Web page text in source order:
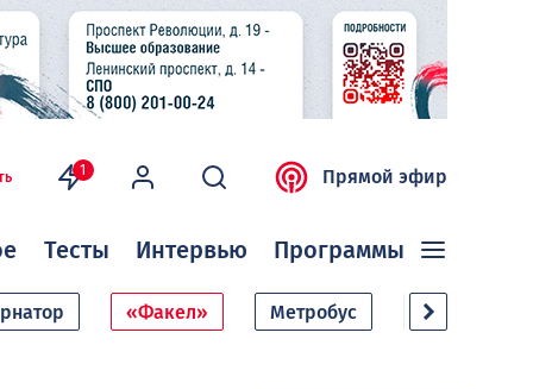
1 Прямой эфир
Тесты Интервью Программы
«Факел» Метробус Дачный